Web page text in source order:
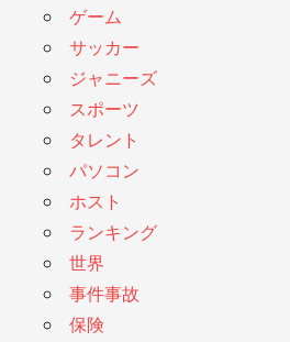
ゲーム
サッカー
ジャニーズ
スポーツ
タレント
パソコン
ホスト
ランキング
世界
事件事故
保険